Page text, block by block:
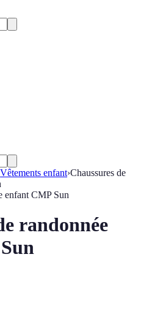
Vêtements enfant›Chaussures de
randonnée